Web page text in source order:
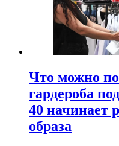
Что можно
гардероба
40 начинает
образа